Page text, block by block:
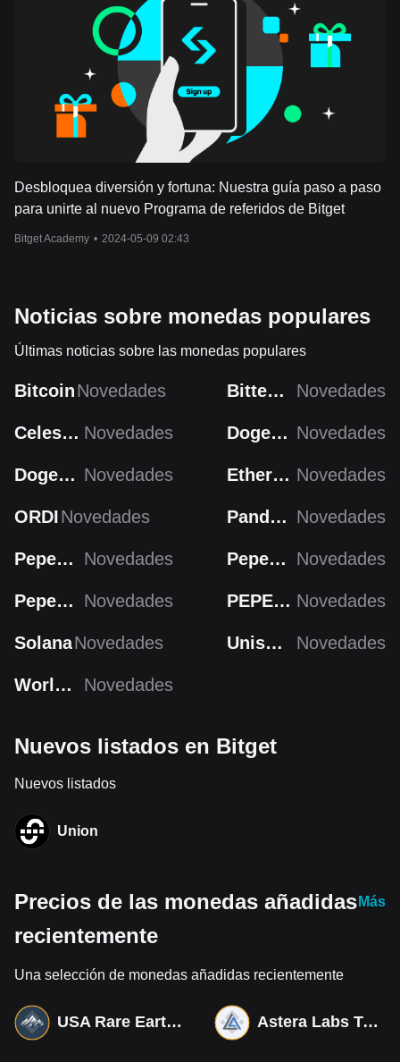
Desbloquea diversión y fortuna: Nuestra guía paso a paso
para unirte al nuevo Programa de referidos de Bitget
Bitget Academy • 2024-05-09 02:43
Noticias sobre monedas populares
Últimas noticias sobre las monedas populares
BitcoinNovedades Bittensor Novedades
Celestia Novedades Dogecoin Novedades
Dogecoin Novedades Ethereum Novedades
ORDINovedades Pandora Novedades
PepeCoin Novedades PepeCoin Novedades
Pepecoin Novedades PEPECOIN Novedades
SolanaNovedades Uniswap Novedades
Worldcoin Novedades
Nuevos listados en Bitget
Nuevos listados
Union
Precios de las monedas añadidas
recientemente
Más
Una selección de monedas añadidas recientemente
USA Rare Earth Tokenized bStocks Astera Labs Tokenized bStocks